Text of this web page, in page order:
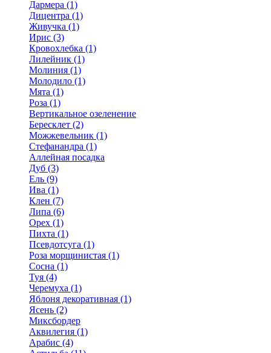
Дармера (1)
Дицентра (1)
Живучка (1)
Ирис (3)
Кровохлебка (1)
Лилейник (1)
Молиния (1)
Молодило (1)
Мята (1)
Роза (1)
Вертикальное озеленение
Бересклет (2)
Можжевельник (1)
Стефанандра (1)
Аллейная посадка
Дуб (3)
Ель (9)
Ива (1)
Клен (7)
Липа (6)
Орех (1)
Пихта (1)
Псевдотсуга (1)
Роза морщинистая (1)
Сосна (1)
Туя (4)
Черемуха (1)
Яблоня декоративная (1)
Ясень (2)
Миксбордер
Аквилегия (1)
Арабис (4)